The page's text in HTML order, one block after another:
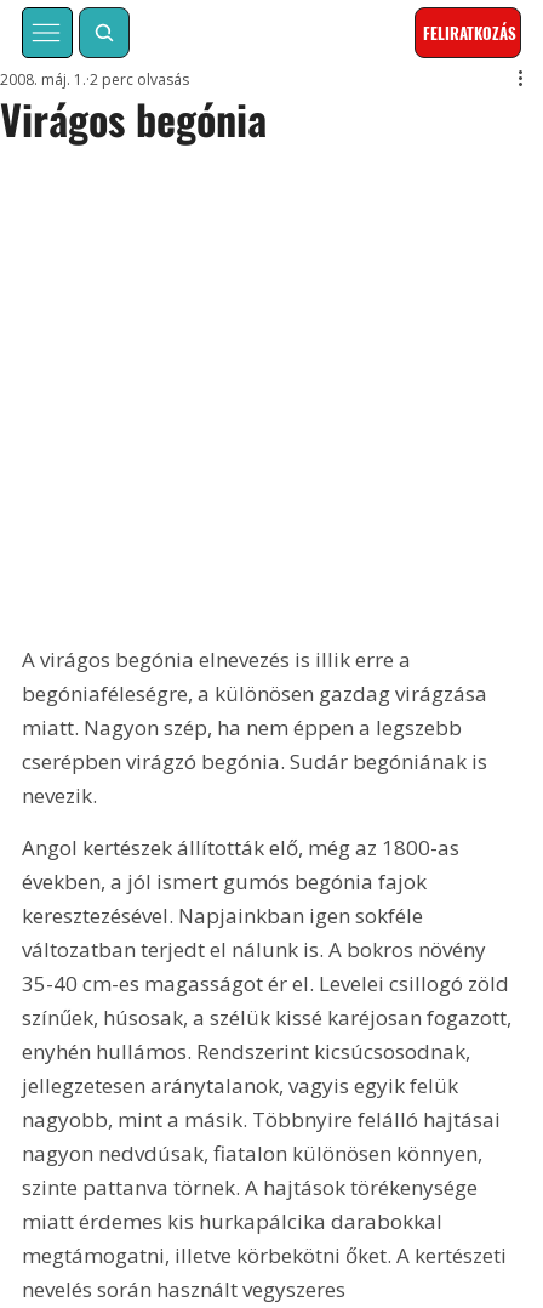
FELIRATKOZÁS
Virágos begónia
2008. máj. 1. 2 perc olvasás
A virágos begónia elnevezés is illik erre a
begóniaféleségre, a különösen gazdag virágzása
miatt. Nagyon szép, ha nem éppen a legszebb
cserépben virágzó begónia. Sudár begóniának is
nevezik.
Angol kertészek állították elő, még az 1800-as
években, a jól ismert gumós begónia fajok
keresztezésével. Napjainkban igen sokféle
változatban terjedt el nálunk is. A bokros növény
35-40 cm-es magasságot ér el. Levelei csillogó zöld
színűek, húsosak, a szélük kissé karéjosan fogazott,
enyhén hullámos. Rendszerint kicsúcsosodnak,
jellegzetesen aránytalanok, vagyis egyik felük
nagyobb, mint a másik. Többnyire felálló hajtásai
nagyon nedvdúsak, fiatalon különösen könnyen,
szinte pattanva törnek. A hajtások törékenysége
miatt érdemes kis hurkapálcika darabokkal
megtámogatni, illetve körbekötni őket. A kertészeti
nevelés során használt vegyszeres